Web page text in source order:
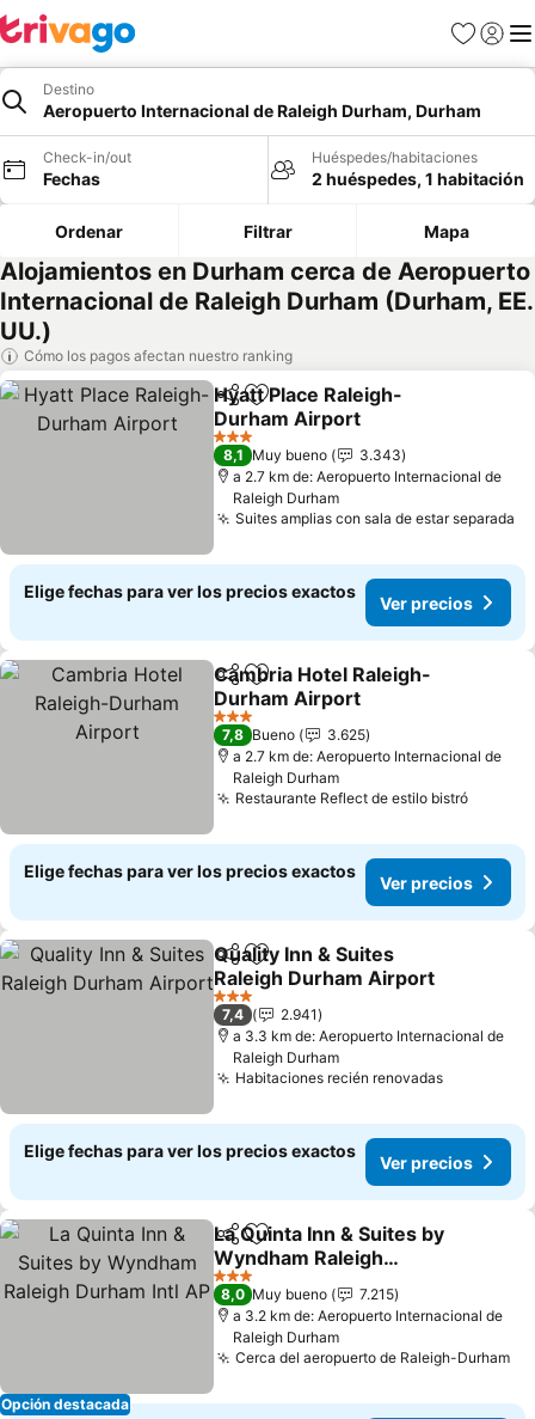
Favoritos
Iniciar
Destino
Aeropuerto Internacional de Raleigh Durham, Durham
Check-in/out
Fechas
Huéspedes/habitaciones
2 huéspedes, 1 habitación
Ordenar Filtrar Mapa
Alojamientos en Durham cerca de Aeropuerto
Internacional de Raleigh Durham (Durham, EE.
UU.)
Cómo los pagos afectan nuestro ranking
CompartirAgregar a favoritos
Hyatt Place Raleigh-
Durham Airport
Ver precios
3 Estrellas
8,1 Muy bueno
3.343
a 2.7 km de: Aeropuerto Internacional de
Raleigh Durham
Suites amplias con sala de estar separada
Elige fechas para ver los precios exactos
Ver precios
CompartirAgregar a favoritos
Cambria Hotel Raleigh-
Durham Airport
Ver precios
3 Estrellas
7,8 Bueno
3.625
a 2.7 km de: Aeropuerto Internacional de
Raleigh Durham
Restaurante Reflect de estilo bistróVer
Elige fechas para ver los precios exactos
Ver precios
CompartirAgregar a favoritos
Quality Inn & Suites
Raleigh Durham Airport
Ver precios
3 Estrellas
7,4
2.941
a 3.3 km de: Aeropuerto Internacional de
Raleigh Durham
Habitaciones recién renovadasVer
Elige fechas para ver los precios exactos
Ver precios
Opción destacada
CompartirAgregar a favoritos
La Quinta Inn & Suites by
Wyndham Raleigh
Durham Intl AP
Ver precios
3 Estrellas
8,0 Muy bueno
7.215
a 3.2 km de: Aeropuerto Internacional de
Raleigh Durham
Cerca del aeropuerto de Raleigh-Durham